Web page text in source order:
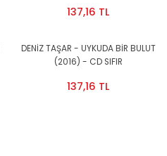
137,16 TL
DENİZ TAŞAR - UYKUDA BİR BULUT
(2016) - CD SIFIR
137,16 TL